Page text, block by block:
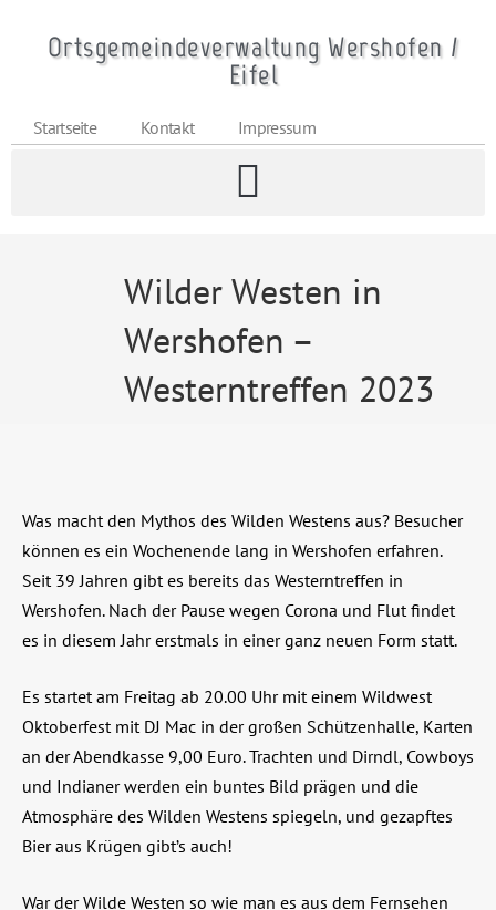
Ortsgemeindeverwaltung Wershofen /
Eifel
Startseite Kontakt Impressum
Wilder Westen in
Wershofen –
Westerntreffen 2023
Was macht den Mythos des Wilden Westens aus? Besucher
können es ein Wochenende lang in Wershofen erfahren.
Seit 39 Jahren gibt es bereits das Westerntreffen in
Wershofen. Nach der Pause wegen Corona und Flut findet
es in diesem Jahr erstmals in einer ganz neuen Form statt.
Es startet am Freitag ab 20.00 Uhr mit einem Wildwest
Oktoberfest mit DJ Mac in der großen Schützenhalle, Karten
an der Abendkasse 9,00 Euro. Trachten und Dirndl, Cowboys
und Indianer werden ein buntes Bild prägen und die
Atmosphäre des Wilden Westens spiegeln, und gezapftes
Bier aus Krügen gibt’s auch!
War der Wilde Westen so wie man es aus dem Fernsehen